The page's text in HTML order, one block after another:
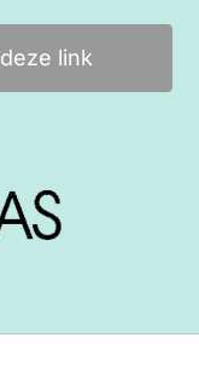
link